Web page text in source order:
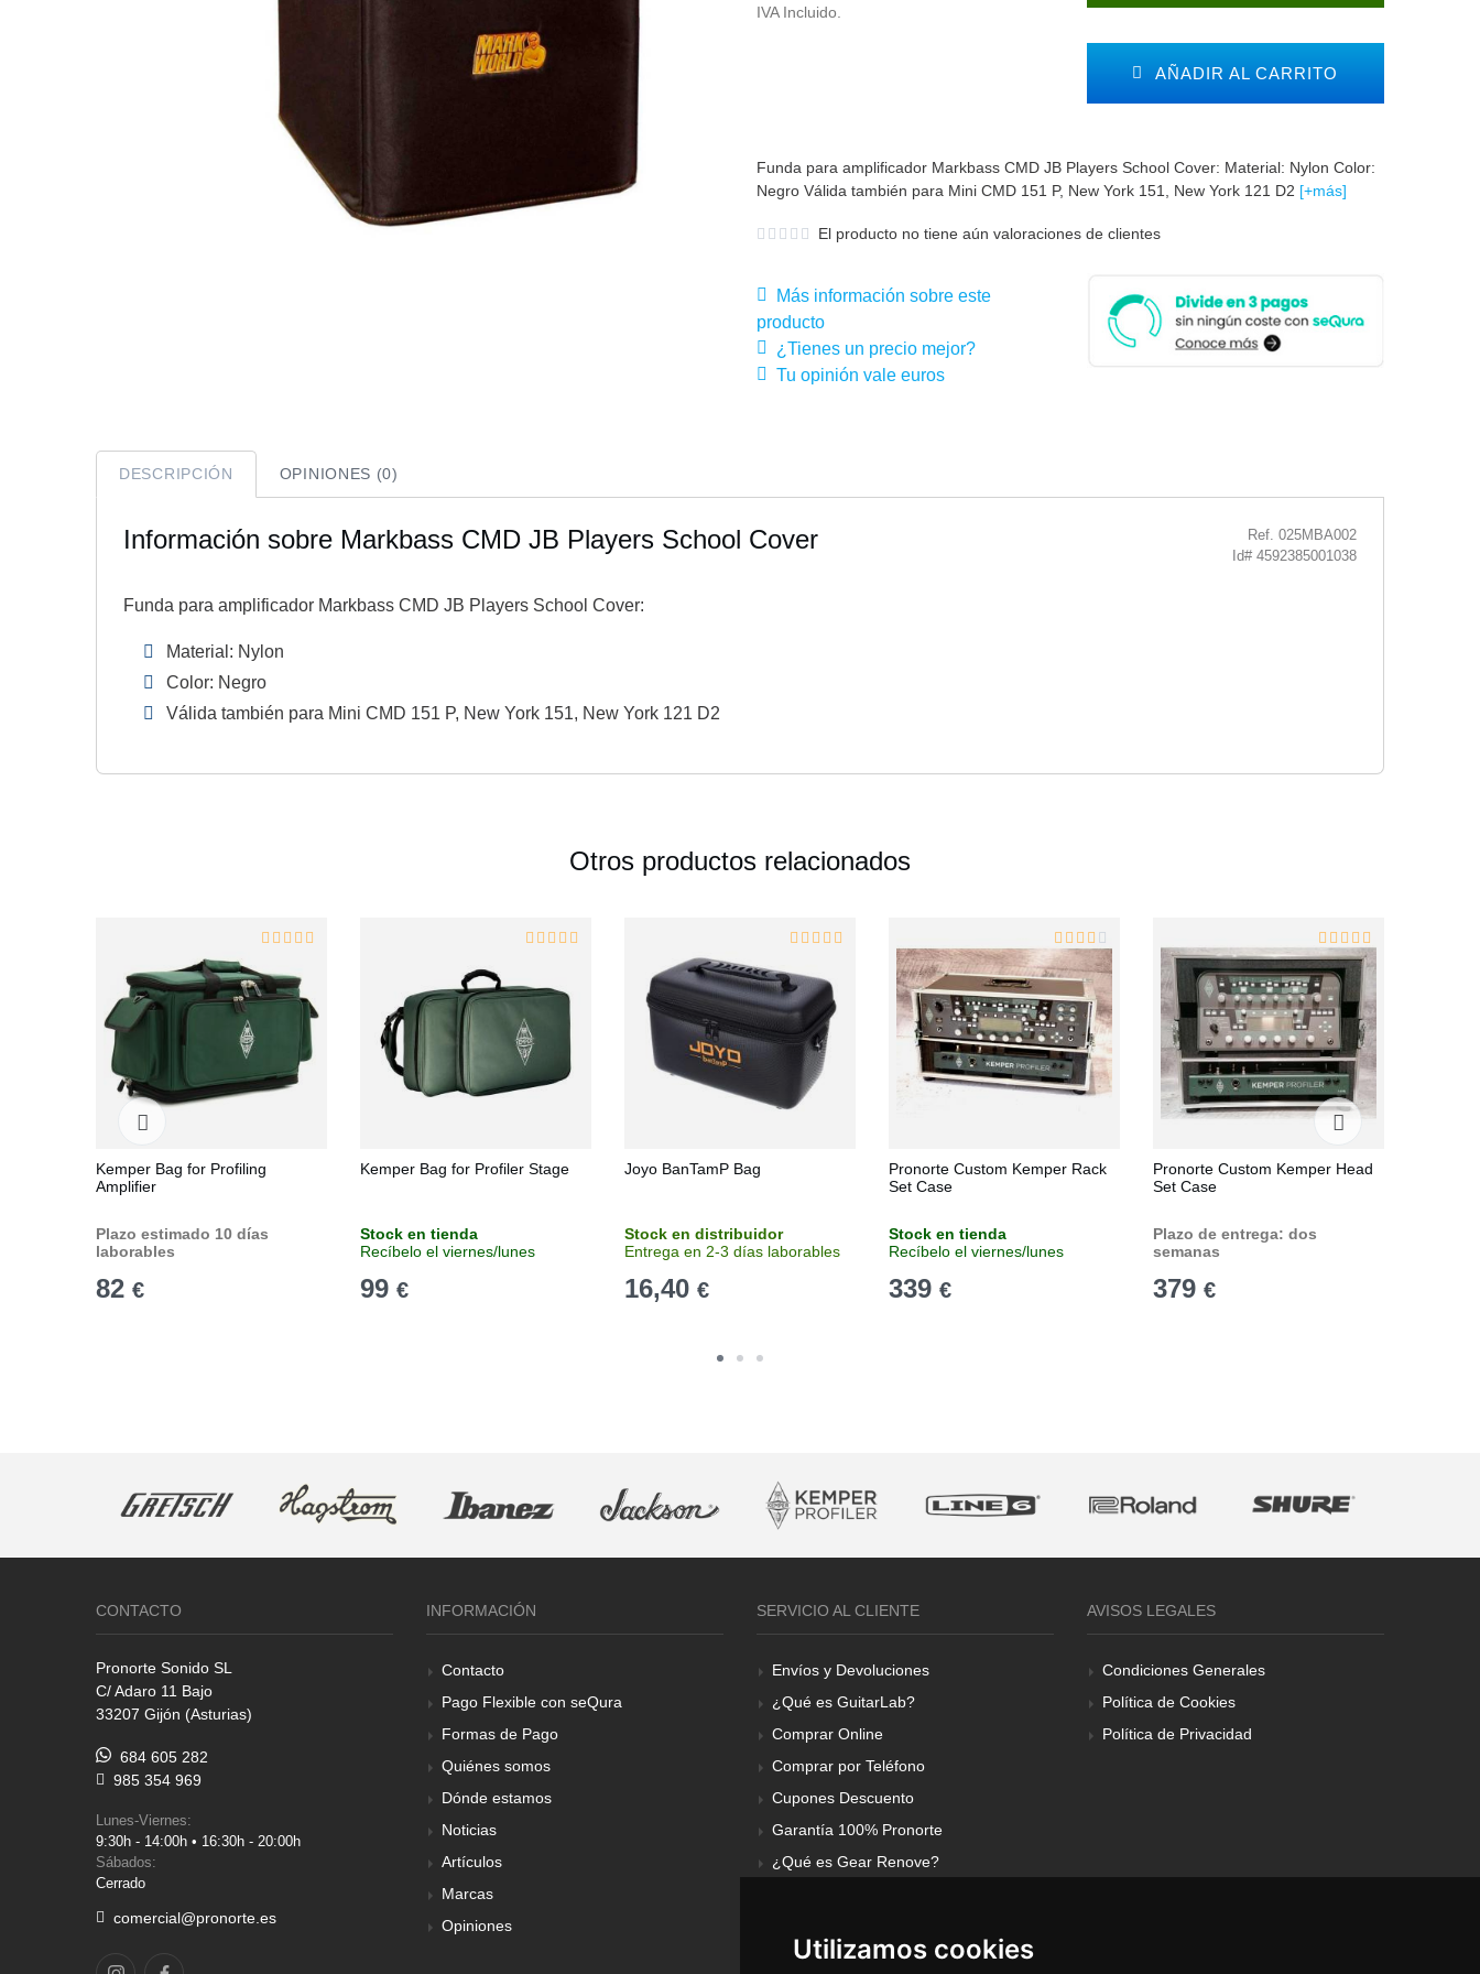
Utilizamos cookies
IVA Incluido.
AÑADIR AL CARRITO
Funda para amplificador Markbass CMD JB Players School Cover: Material: Nylon Color:
Negro Válida también para Mini CMD 151 P, New York 151, New York 121 D2 [+más]
El producto no tiene aún valoraciones de clientes
Más información sobre este
producto
¿Tienes un precio mejor?
Tu opinión vale euros
DESCRIPCIÓN OPINIONES (0)
Información sobre Markbass CMD JB Players School Cover
Ref. 025MBA002
Id# 4592385001038
Funda para amplificador Markbass CMD JB Players School Cover:
Material: Nylon
Color: Negro
Válida también para Mini CMD 151 P, New York 151, New York 121 D2
Otros productos relacionados
Kemper Bag for Profiling
Amplifier
Plazo estimado 10 días
laborables
82 €
Kemper Bag for Profiler Stage
Stock en tienda
Recíbelo el viernes/lunes
99 €
Joyo BanTamP Bag
Stock en distribuidor
Entrega en 2-3 días laborables
16,40 €
Pronorte Custom Kemper Rack
Set Case
Stock en tienda
Recíbelo el viernes/lunes
339 €
Pronorte Custom Kemper Head
Set Case
Plazo de entrega: dos
semanas
379 €
CONTACTO
Pronorte Sonido SL
C/ Adaro 11 Bajo
33207 Gijón (Asturias)
684 605 282
985 354 969
Lunes-Viernes:
9:30h - 14:00h • 16:30h - 20:00h
Sábados:
Cerrado
comercial@pronorte.es
INFORMACIÓN
Contacto
Pago Flexible con seQura
Formas de Pago
Quiénes somos
Dónde estamos
Noticias
Artículos
Marcas
Opiniones
SERVICIO AL CLIENTE
Envíos y Devoluciones
¿Qué es GuitarLab?
Comprar Online
Comprar por Teléfono
Cupones Descuento
Garantía 100% Pronorte
¿Qué es Gear Renove?
AVISOS LEGALES
Condiciones Generales
Política de Cookies
Política de Privacidad